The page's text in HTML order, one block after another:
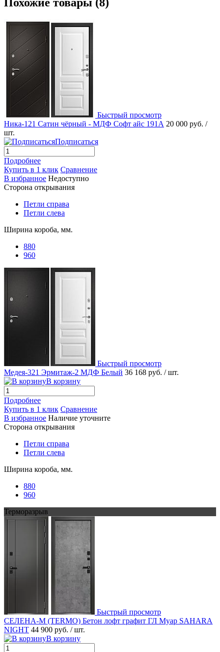
Быстрый просмотр
Ника-121 Сатин чёрный - МДФ Софт айс 191А 20 000 руб. /
шт.
Подписаться
Подробнее
Купить в 1 клик Сравнение
В избранное Недоступно
Сторона открывания
Петли справа
Петли слева
Ширина короба, мм.
880
960
Быстрый просмотр
Медея-321 Эрмитаж-2 МДФ Белый 36 168 руб. / шт.
В корзину
Подробнее
Купить в 1 клик Сравнение
В избранное Наличие уточните
Сторона открывания
Петли справа
Петли слева
Ширина короба, мм.
880
960
Терморазрыв
Быстрый просмотр
СЕЛЕНА-М (TERMO) Бетон лофт графит ГЛ Муар SAHARA
NIGHT 44 900 руб. / шт.
В корзину